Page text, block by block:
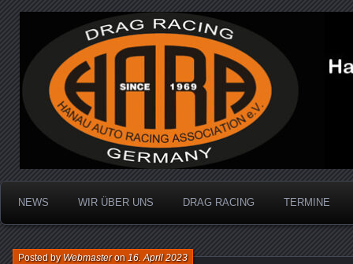
Hanau Auto Racing
Dragracing auf der 1/4 Meile
NEWS WIR ÜBER UNS DRAG RACING TERMINE
Posted byWebmasteron16. April 2023